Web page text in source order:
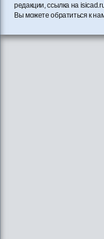
редакции, ссылка на
Вы можете обратиться к